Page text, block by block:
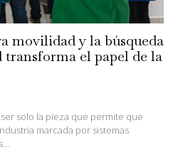
movilidad y la búsqueda
transforma el papel de la
solo la pieza que permite que
marcada por sistemas